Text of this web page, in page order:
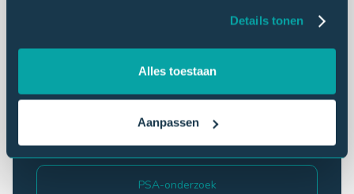
Details tonen
Alles toestaan
Aanpassen
Mystery shopping
Medewerkersonderzoek
PSA-onderzoek